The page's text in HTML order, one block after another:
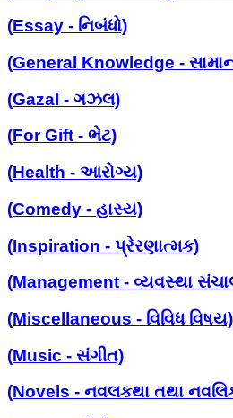
(Essay - નિબંધો)
(General Knowledge -
(Gazal - ગઝલ)
(For Gift - ભેટ)
(Health - આરોગ્ય)
(Comedy - હાસ્ય)
(Inspiration - પ્રેરણાત્મક)
(Management - વ્યવસ્થા
(Miscellaneous - વિવિધ વિષય)
(Music - સંગીત)
(Novels - નવલકથા તથા